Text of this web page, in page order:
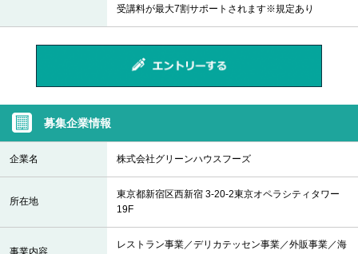
受講料が最大7割サポートされます※規定あり
募集企業情報
企業名 株式会社グリーンハウスフーズ
所在地
東京都新宿区西新宿 3-20-2東京オペラシティタワー
19F
レストラン事業／デリカテッセン事業／外販事業／海